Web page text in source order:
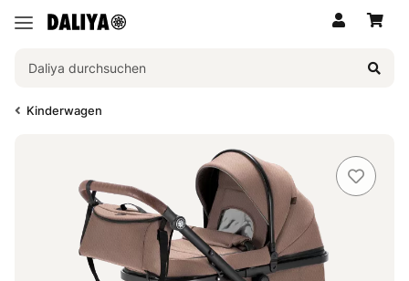
Kinderwagen